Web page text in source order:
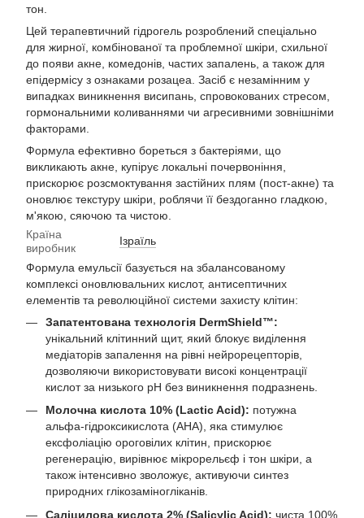
тон.
Цей терапевтичний гідрогель розроблений спеціально
для жирної, комбінованої та проблемної шкіри, схильної
до появи акне, комедонів, частих запалень, а також для
епідермісу з ознаками розацеа. Засіб є незамінним у
випадках виникнення висипань, спровокованих стресом,
гормональними коливаннями чи агресивними зовнішніми
факторами.
Формула ефективно бореться з бактеріями, що
викликають акне, купірує локальні почервоніння,
прискорює розсмоктування застійних плям (пост-акне) та
оновлює текстуру шкіри, роблячи її бездоганно гладкою,
м'якою, сяючою та чистою.
Країна
виробник
Ізраїль
Формула емульсії базується на збалансованому
комплексі оновлювальних кислот, антисептичних
елементів та революційної системи захисту клітин:
Запатентована технологія DermShield™:
унікальний клітинний щит, який блокує виділення
медіаторів запалення на рівні нейрорецепторів,
дозволяючи використовувати високі концентрації
кислот за низького pH без виникнення подразнень.
Молочна кислота 10% (Lactic Acid): потужна
альфа-гідроксикислота (AHA), яка стимулює
ексфоліацію ороговілих клітин, прискорює
регенерацію, вирівнює мікрорельєф і тон шкіри, а
також інтенсивно зволожує, активуючи синтез
природних глікозаміногліканів.
Саліцилова кислота 2% (Salicylic Acid): чиста 100%